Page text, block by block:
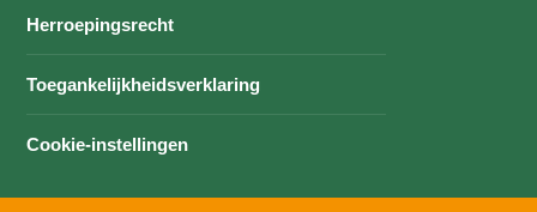
Herroepingsrecht
Toegankelijkheidsverklaring
Cookie-instellingen